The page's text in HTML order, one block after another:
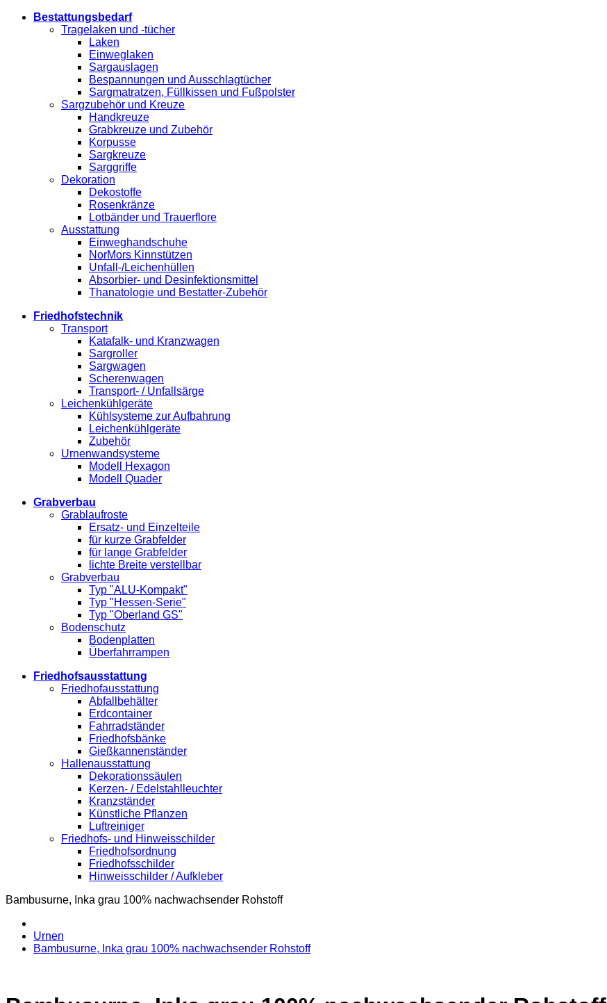
Bestattungsbedarf
Tragelaken und -tücher
Laken
Einweglaken
Sargauslagen
Bespannungen und Ausschlagtücher
Sargmatratzen, Füllkissen und Fußpolster
Sargzubehör und Kreuze
Handkreuze
Grabkreuze und Zubehör
Korpusse
Sargkreuze
Sarggriffe
Dekoration
Dekostoffe
Rosenkränze
Lotbänder und Trauerflore
Ausstattung
Einweghandschuhe
NorMors Kinnstützen
Unfall-/Leichenhüllen
Absorbier- und Desinfektionsmittel
Thanatologie und Bestatter-Zubehör
Friedhofstechnik
Transport
Katafalk- und Kranzwagen
Sargroller
Sargwagen
Scherenwagen
Transport- / Unfallsärge
Leichenkühlgeräte
Kühlsysteme zur Aufbahrung
Leichenkühlgeräte
Zubehör
Urnenwandsysteme
Modell Hexagon
Modell Quader
Grabverbau
Grablaufroste
Ersatz- und Einzelteile
für kurze Grabfelder
für lange Grabfelder
lichte Breite verstellbar
Grabverbau
Typ "ALU-Kompakt"
Typ "Hessen-Serie"
Typ "Oberland GS"
Bodenschutz
Bodenplatten
Überfahrrampen
Friedhofsausstattung
Friedhofausstattung
Abfallbehälter
Erdcontainer
Fahrradständer
Friedhofsbänke
Gießkannenständer
Hallenausstattung
Dekorationssäulen
Kerzen- / Edelstahlleuchter
Kranzständer
Künstliche Pflanzen
Luftreiniger
Friedhofs- und Hinweisschilder
Friedhofsordnung
Friedhofsschilder
Hinweisschilder / Aufkleber
Bambusurne, Inka grau 100% nachwachsender Rohstoff
Urnen
Bambusurne, Inka grau 100% nachwachsender Rohstoff